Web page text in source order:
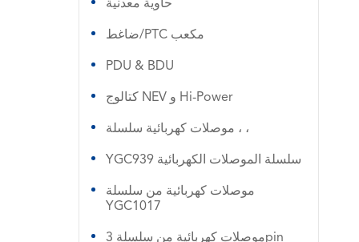
ضاغط/PTC مكعب
PDU & BDU
كتالوج NEV و Hi-Power
موصلات كهربائية سلسلة ، ،
YGC939 سلسلة الموصلات الكهربائية
موصلات كهربائية من سلسلة
YGC1017
موصلات كهربائية من سلسلة 3pin